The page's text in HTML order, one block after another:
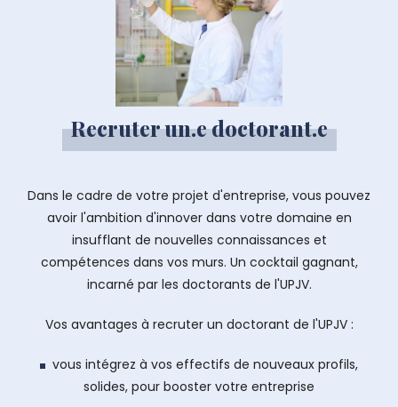
Recruter un.e doctorant.e
Dans le cadre de votre projet d'entreprise, vous pouvez
avoir l'ambition d'innover dans votre domaine en
insufflant de nouvelles connaissances et
compétences dans vos murs. Un cocktail gagnant,
incarné par les doctorants de l'UPJV.
Vos avantages à recruter un doctorant de l'UPJV :
vous intégrez à vos effectifs de nouveaux profils,
solides, pour booster votre entreprise